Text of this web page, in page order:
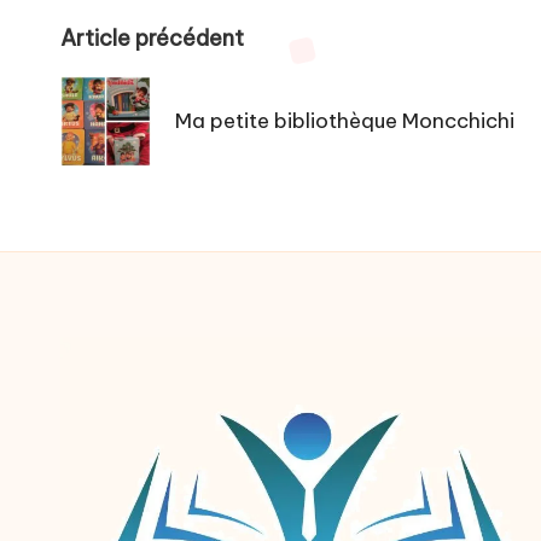
Post
navigation
Article précédent
Ma petite bibliothèque Moncchichi